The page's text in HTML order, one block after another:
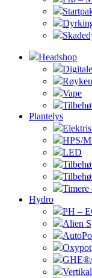
Headshop
Vape
Plantelys
HPS/
LED
Hydro
PH –
Alien
Oxypot